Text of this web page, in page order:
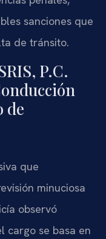
sanciones que
de tránsito.
P.C.
de
que
minuciosa
observó
cargo se basa en